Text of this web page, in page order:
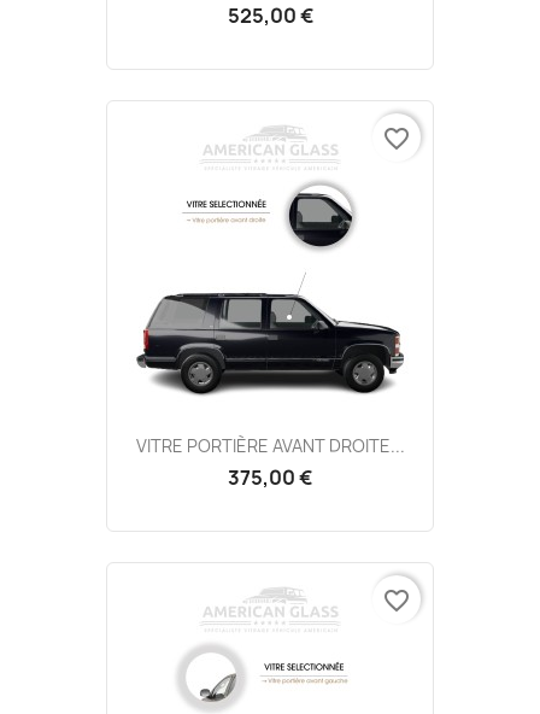
525,00 €
VITRE PORTIÈRE AVANT DROITE...
375,00 €
favorite_border
favorite_border